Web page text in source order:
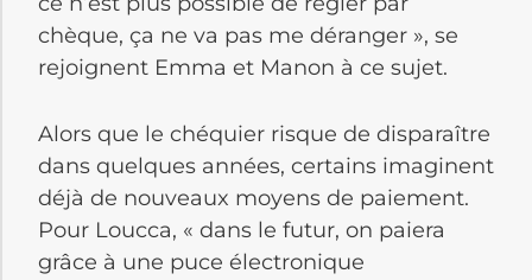
chèque, ça ne va pas me déranger », se
rejoignent Emma et Manon à ce sujet.
Alors que le chéquier risque de disparaître
dans quelques années, certains imaginent
déjà de nouveaux moyens de paiement.
Pour Loucca, « dans le futur, on paiera
grâce à une puce électronique